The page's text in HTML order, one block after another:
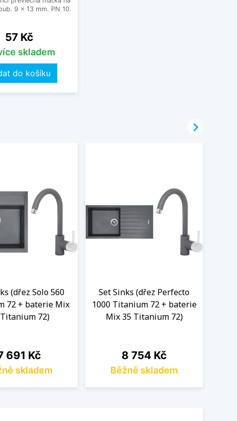
9 x 13 mm. PN 10.
Cena
57 Kč
skladem
do košíku
(dřez Solo 560
72 + baterie Mix
72)
691 Kč
skladem
Set Sinks (dřez Perfecto
1000 Titanium 72 + baterie
Mix 35 Titanium 72)
Cena
8 754 Kč
Běžně skladem
